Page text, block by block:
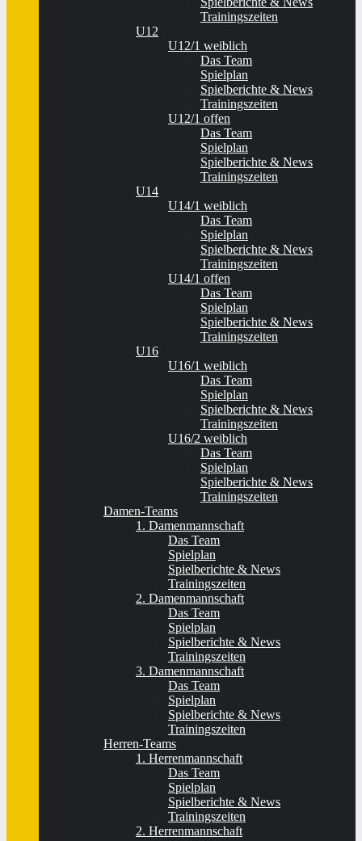
Trainingszeiten
U12
U12/1 weiblich
Das Team
Spielplan
Spielberichte & News
Trainingszeiten
U12/1 offen
Das Team
Spielplan
Spielberichte & News
Trainingszeiten
U14
U14/1 weiblich
Das Team
Spielplan
Spielberichte & News
Trainingszeiten
U14/1 offen
Das Team
Spielplan
Spielberichte & News
Trainingszeiten
U16
U16/1 weiblich
Das Team
Spielplan
Spielberichte & News
Trainingszeiten
U16/2 weiblich
Das Team
Spielplan
Spielberichte & News
Trainingszeiten
Damen-Teams
1. Damenmannschaft
Das Team
Spielplan
Spielberichte & News
Trainingszeiten
2. Damenmannschaft
Das Team
Spielplan
Spielberichte & News
Trainingszeiten
3. Damenmannschaft
Das Team
Spielplan
Spielberichte & News
Trainingszeiten
Herren-Teams
1. Herrenmannschaft
Das Team
Spielplan
Spielberichte & News
Trainingszeiten
2. Herrenmannschaft